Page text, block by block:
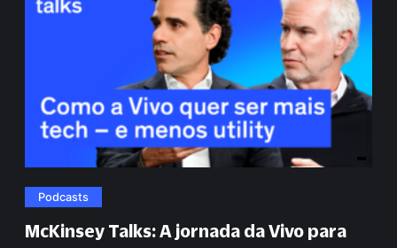
Podcasts
McKinsey Talks: A jornada da Vivo para